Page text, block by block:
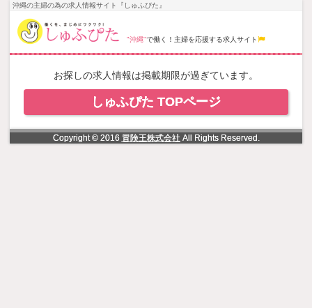
NowLoading
沖縄の主婦の為の求人情報サイト『しゅふぴた』
"沖縄"で働く！主婦を応援する求人サイト
お探しの求人情報は掲載期限が過ぎています。
しゅふぴた TOPページ
Copyright © 2016 冒険王株式会社All Rights Reserved.